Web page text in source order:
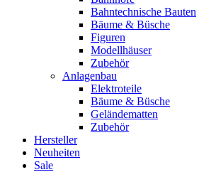
Bahntechnische Bauten
Bäume & Büsche
Figuren
Modellhäuser
Zubehör
Anlagenbau
Elektroteile
Bäume & Büsche
Geländematten
Zubehör
Hersteller
Neuheiten
Sale